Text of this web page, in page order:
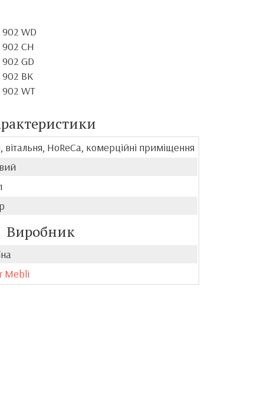
WD
CH
GD
BK
WT
вітальня, HoReCa, комерційні приміщення
Виробник
Mebli